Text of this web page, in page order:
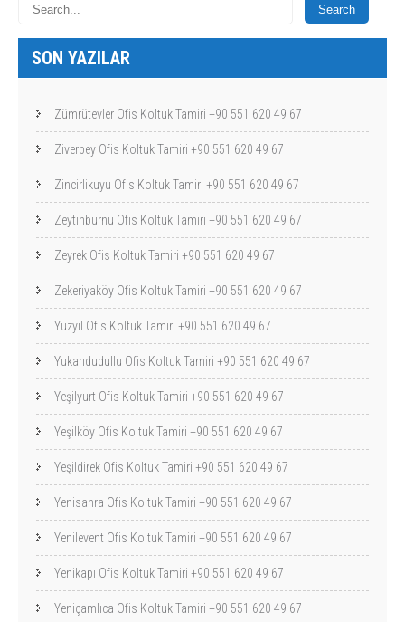
SON YAZILAR
Zümrütevler Ofis Koltuk Tamiri +90 551 620 49 67
Ziverbey Ofis Koltuk Tamiri +90 551 620 49 67
Zincirlikuyu Ofis Koltuk Tamiri +90 551 620 49 67
Zeytinburnu Ofis Koltuk Tamiri +90 551 620 49 67
Zeyrek Ofis Koltuk Tamiri +90 551 620 49 67
Zekeriyaköy Ofis Koltuk Tamiri +90 551 620 49 67
Yüzyıl Ofis Koltuk Tamiri +90 551 620 49 67
Yukarıdudullu Ofis Koltuk Tamiri +90 551 620 49 67
Yeşilyurt Ofis Koltuk Tamiri +90 551 620 49 67
Yeşilköy Ofis Koltuk Tamiri +90 551 620 49 67
Yeşildirek Ofis Koltuk Tamiri +90 551 620 49 67
Yenisahra Ofis Koltuk Tamiri +90 551 620 49 67
Yenilevent Ofis Koltuk Tamiri +90 551 620 49 67
Yenikapı Ofis Koltuk Tamiri +90 551 620 49 67
Yeniçamlıca Ofis Koltuk Tamiri +90 551 620 49 67